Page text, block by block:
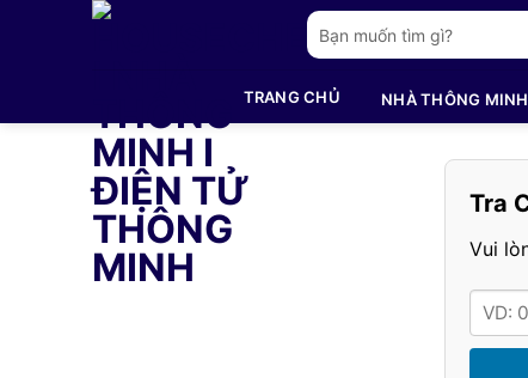
Tìm
kiếm:
TRANG CHỦ NHÀ THÔNG MINH
Tra
Vui